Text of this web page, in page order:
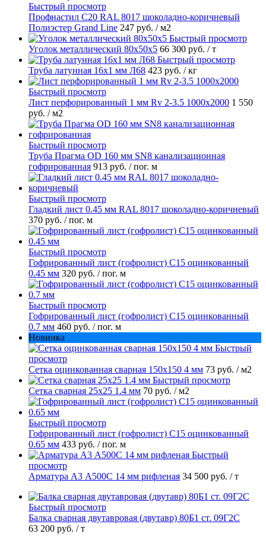
Быстрый просмотр
Профнастил С20 RAL 8017 шоколадно-коричневый
Полиэстер Grand Line 247 руб. / м2
Быстрый просмотр
Уголок металлический 80х50х5 66 300 руб. / т
Быстрый просмотр
Труба латунная 16х1 мм Л68 423 руб. / кг
Быстрый просмотр
Лист перфорированный 1 мм Rv 2-3.5 1000х2000 1 550
руб. / м2
Быстрый просмотр
Труба Прагма OD 160 мм SN8 канализационная
гофрированная 913 руб. / пог. м
Быстрый просмотр
Гладкий лист 0.45 мм RAL 8017 шоколадно-коричневый
370 руб. / пог. м
Быстрый просмотр
Гофрированный лист (гофролист) С15 оцинкованный
0.45 мм 320 руб. / пог. м
Быстрый просмотр
Гофрированный лист (гофролист) С15 оцинкованный
0.7 мм 460 руб. / пог. м
Новинка
Быстрый
просмотр
Сетка оцинкованная сварная 150х150 4 мм 73 руб. / м2
Быстрый просмотр
Сетка сварная 25х25 1.4 мм 70 руб. / м2
Быстрый просмотр
Гофрированный лист (гофролист) С15 оцинкованный
0.65 мм 433 руб. / пог. м
Быстрый
просмотр
Арматура А3 А500С 14 мм рифленая 34 500 руб. / т
Быстрый просмотр
Балка сварная двутавровая (двутавр) 80Б1 ст. 09Г2С
63 200 руб. / т